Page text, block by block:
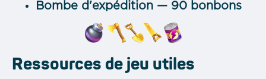
Bombe d'expédition — 90 bonbons
Ressources de jeu utiles